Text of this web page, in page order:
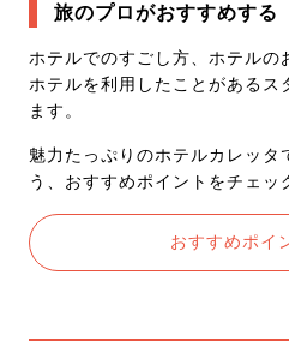
旅のプロがおすすめする
ホテルでのすごし方、ホテルの
ホテルを利用したことがあるス
ます。
魅力たっぷりのホテルカレッタ
う、おすすめポイントをチェッ
おすすめポイ